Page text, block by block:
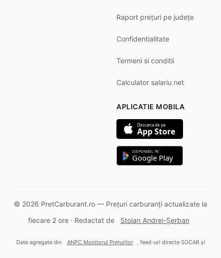
Raport prețuri pe județe
Confidentialitate
Termeni si conditii
Calculator salariu net
APLICATIE MOBILA
Descarca de pe
App Store
DISPONIBIL PE
Google Play
© 2026 PretCarburant.ro — Prețuri carburanți actualizate la
fiecare 2 ore · Redactat de
Stoian Andrei-Șerban
Date agregate din ANPC Monitorul Prețurilor , feed-uri directe SOCAR și